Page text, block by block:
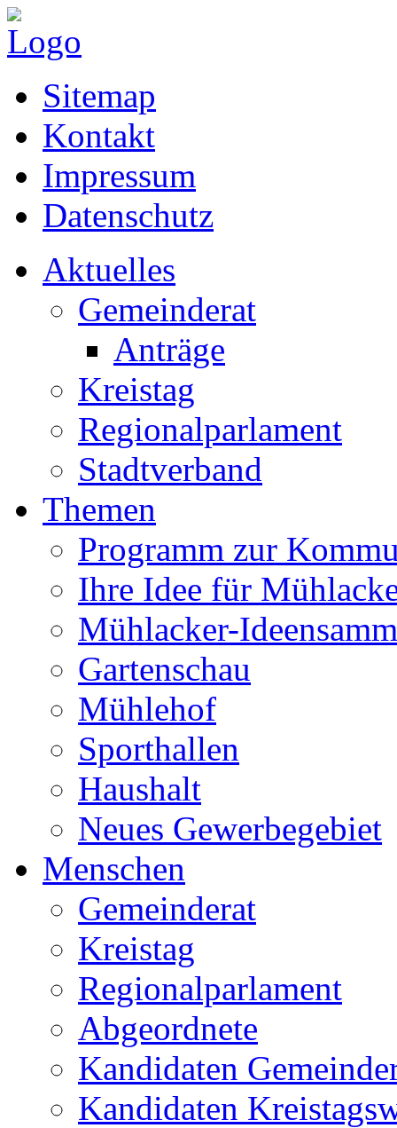
Sitemap
Kontakt
Impressum
Datenschutz
Aktuelles
Gemeinderat
Anträge
Kreistag
Regionalparlament
Stadtverband
Themen
Programm zur
Ihre Idee für
Mühlacker-
Gartenschau
Mühlehof
Sporthallen
Haushalt
Neues Gewerbegebiet
Menschen
Gemeinderat
Kreistag
Regionalparlament
Abgeordnete
Kandidaten
Kandidaten